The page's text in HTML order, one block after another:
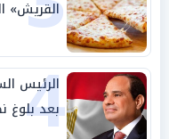
القريش»
4
الرئيس
بعد بلوغ